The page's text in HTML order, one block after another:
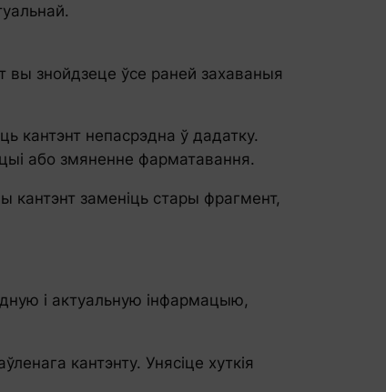
вы знойдзеце ўсе раней захаваныя
кантэнт непасрэдна ў дадатку.
або змяненне фарматавання.
кантэнт заменіць стары фрагмент,
і актуальную інфармацыю,
кантэнту. Унясіце хуткія